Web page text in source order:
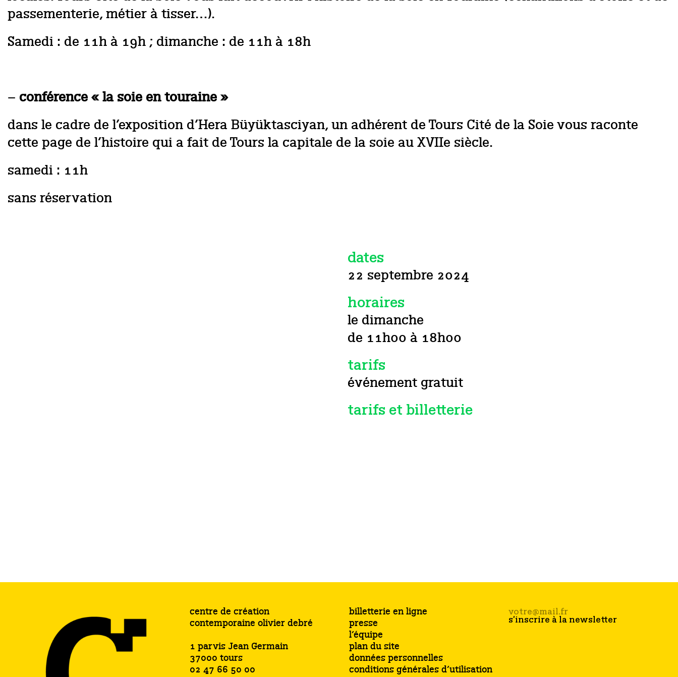
passementerie, métier à tisser…).
Samedi : de 11h à 19h ; dimanche : de 11h à 18h
– conférence « la soie en touraine »
dans le cadre de l’exposition d’Hera Büyüktasciyan, un adhérent de Tours Cité de la Soie vous raconte
cette page de l’histoire qui a fait de Tours la capitale de la soie au XVIIe siècle.
samedi : 11h
sans réservation
dates
22 septembre 2024
horaires
le dimanche
de 11h00 à 18h00
tarifs
événement gratuit
tarifs et billetterie
centre de création
contemporaine olivier debré
1 parvis Jean Germain
37000 tours
02 47 66 50 00
billetterie en ligne
presse
l’équipe
plan du site
données personnelles
conditions générales d’utilisation